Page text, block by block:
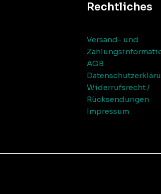
Rechtliches
Versand- und
AGB
Widerrufsrecht /
Rücksendungen
Impressum